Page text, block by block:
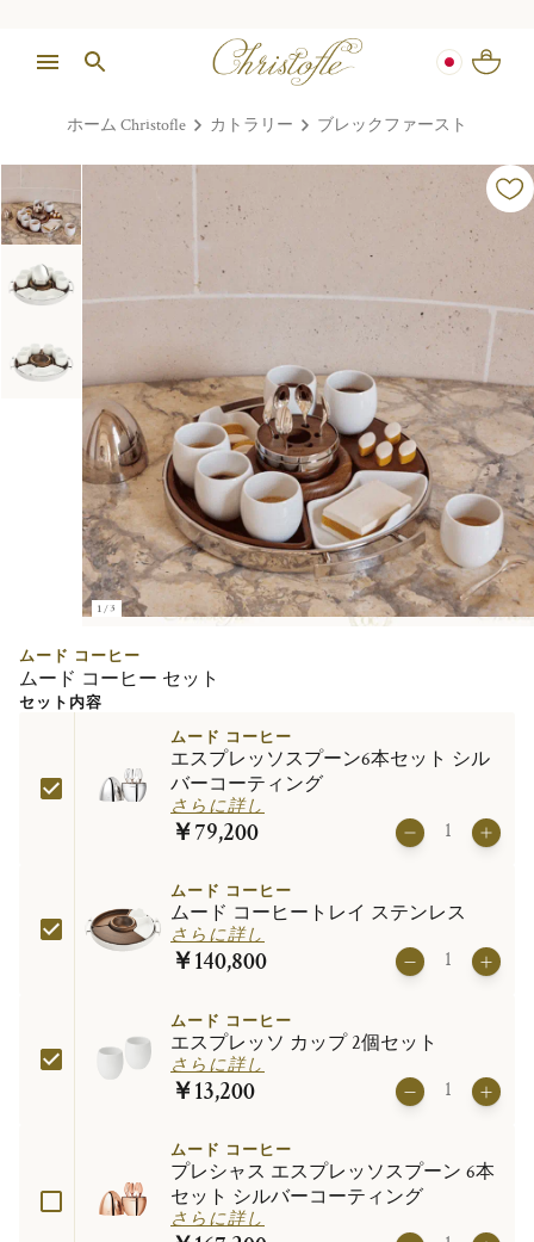
ホーム Christofle カトラリー ブレックファースト
1/3
ムード コーヒー
ムード コーヒー セット
セット内容
ムード コーヒー
エスプレッソスプーン6本セット シル
バーコーティング
さらに詳し
￥79,200
ムード コーヒー
ムード コーヒートレイ ステンレス
さらに詳し
￥140,800
ムード コーヒー
エスプレッソ カップ 2個セット
さらに詳し
￥13,200
ムード コーヒー
プレシャス エスプレッソスプーン 6本
セット シルバーコーティング
さらに詳し